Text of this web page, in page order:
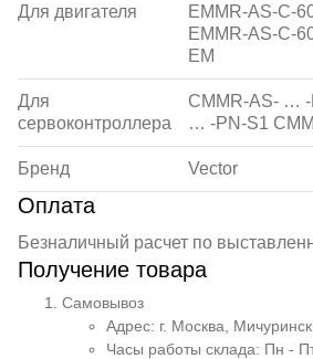
Для двигателя
EMMR-AS-C-
EMMR-AS-C-
EM
Для
сервоконтроллера
CMMR-AS- …
… -PN-S1
Бренд Vector
Оплата
Безналичный расчет по
Получение товара
Самовывоз
Адрес: г. Москва,
Часы работы склада: Пн -